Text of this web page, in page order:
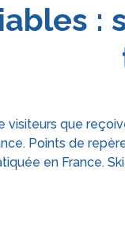
:
visiteurs que
Points de
en France.